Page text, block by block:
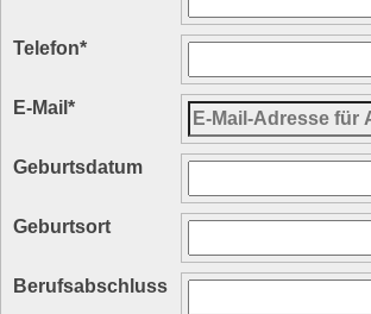
Telefon*
E-Mail *
Geburtsdatum
Geburtsort
Berufsabschluss